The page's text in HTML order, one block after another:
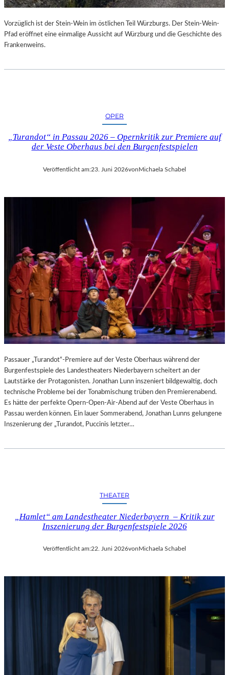
U
R
-
Vorzüglich ist der Stein-Wein im östlichen Teil Würzburgs. Der Stein-Wein-
Pfad eröffnet eine einmalige Aussicht auf Würzburg und die Geschichte des
Frankenweins.
OPER
„Turandot“ in Passau 2026 – Opernkritik zur Premiere auf
der Veste Oberhaus bei den Burgenfestspielen
Veröffentlicht am:23. Juni 2026vonMichaela Schabel
Passauer „Turandot“-Premiere auf der Veste Oberhaus während der
Burgenfestspiele des Landestheaters Niederbayern scheitert an der
Lautstärke der Protagonisten. Jonathan Lunn inszeniert bildgewaltig, doch
technische Probleme bei der Tonabmischung trüben den Premierenabend.
Es hätte der perfekte Opern-Open-Air-Abend auf der Veste Oberhaus in
Passau werden können. Ein lauer Sommerabend, Jonathan Lunns gelungene
Inszenierung der „Turandot, Puccinis letzter…
THEATER
„Hamlet“ am Landestheater Niederbayern – Kritik zur
Inszenierung der Burgenfestspiele 2026
Veröffentlicht am:22. Juni 2026vonMichaela Schabel